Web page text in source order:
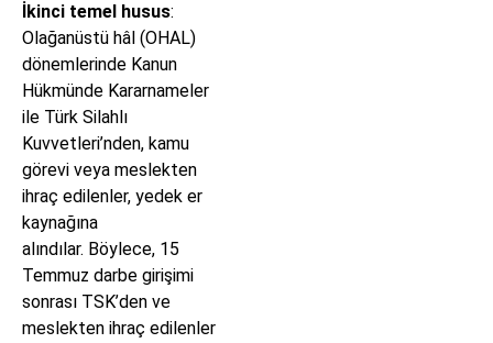
İkinci temel husus:
Olağanüstü hâl (OHAL)
dönemlerinde Kanun
Hükmünde Kararnameler
ile Türk Silahlı
Kuvvetleri’nden, kamu
görevi veya meslekten
ihraç edilenler, yedek er
kaynağına
alındılar. Böylece, 15
Temmuz darbe girişimi
sonrası TSK’den ve
meslekten ihraç edilenler